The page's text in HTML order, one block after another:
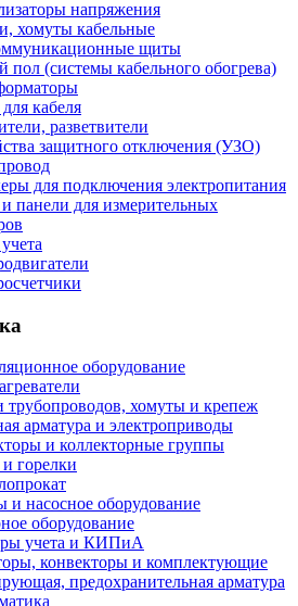
напряжения
хомуты кабельные
щиты
пол (системы кабельного обогрева)
кабеля
разветвители
защитного отключения (УЗО)
для подключения электропитания
панели для измерительных
оборудование
трубопроводов, хомуты и крепеж
арматура и электроприводы
и коллекторные группы
горелки
и насосное оборудование
оборудование
учета и КИПиА
конвекторы и комплектующие
предохранительная арматура